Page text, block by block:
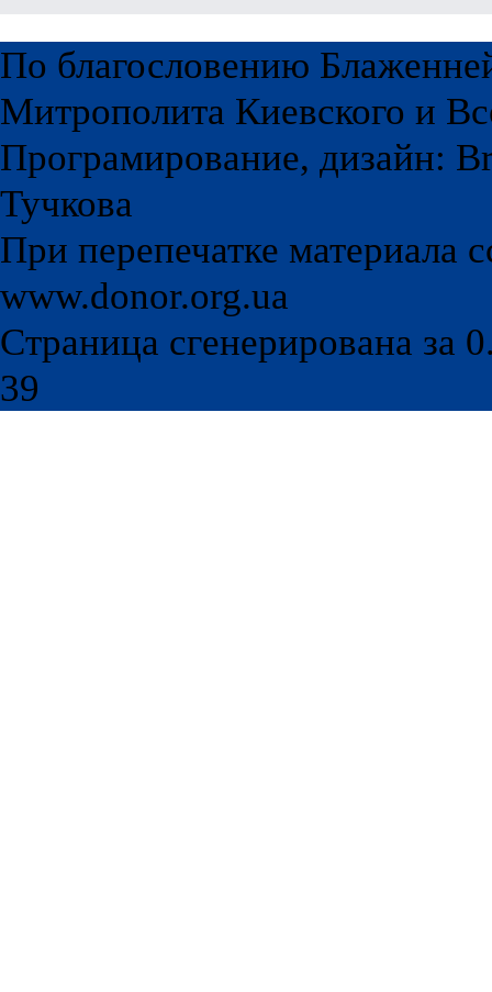
По благословению
Митрополита Киевского и
Програмирование, дизайн:
Тучкова
При перепечатке материала
www.donor.org.ua
Страница сгенерирована за
39